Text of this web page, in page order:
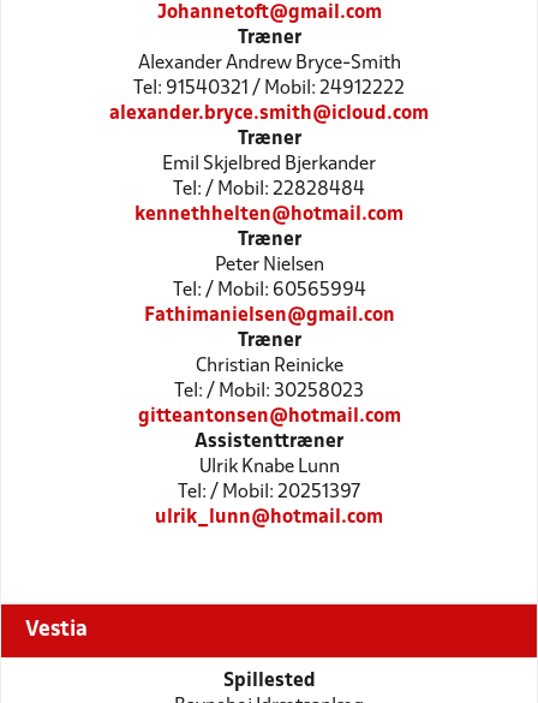
Johannetoft@gmail.com
Træner
Alexander Andrew Bryce-Smith
Tel: 91540321 / Mobil: 24912222
alexander.bryce.smith@icloud.com
Træner
Emil Skjelbred Bjerkander
Tel: / Mobil: 22828484
kennethhelten@hotmail.com
Træner
Peter Nielsen
Tel: / Mobil: 60565994
Fathimanielsen@gmail.con
Træner
Christian Reinicke
Tel: / Mobil: 30258023
gitteantonsen@hotmail.com
Assistenttræner
Ulrik Knabe Lunn
Tel: / Mobil: 20251397
ulrik_lunn@hotmail.com
Vestia
Spillested